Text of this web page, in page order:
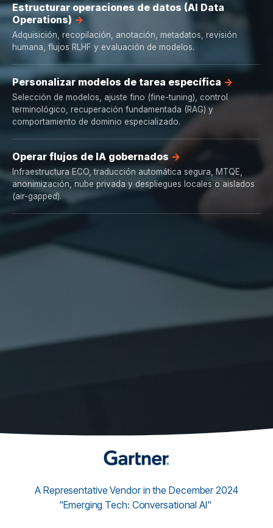
Estructurar operaciones de datos (AI Data
Operations)
Adquisición, recopilación, anotación, metadatos, revisión
humana, flujos RLHF y evaluación de modelos.
Personalizar modelos de tarea específica
Selección de modelos, ajuste fino (fine-tuning), control
terminológico, recuperación fundamentada (RAG) y
comportamiento de dominio especializado.
Operar flujos de IA gobernados
Infraestructura ECO, traducción automática segura, MTQE,
anonimización, nube privada y despliegues locales o aislados
(air-gapped).
A Representative Vendor in the December 2024
"Emerging Tech: Conversational AI"